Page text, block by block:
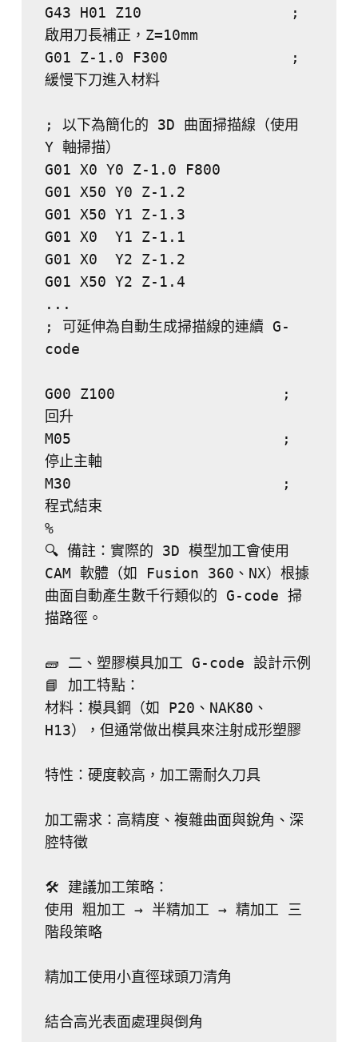
G43 H01 Z10                 ;
啟用刀長補正，Z=10mm
G01 Z-1.0 F300              ;
緩慢下刀進入材料
; 以下為簡化的 3D 曲面掃描線（使用
Y 軸掃描）
G01 X0 Y0 Z-1.0 F800
G01 X50 Y0 Z-1.2
G01 X50 Y1 Z-1.3
G01 X0  Y1 Z-1.1
G01 X0  Y2 Z-1.2
G01 X50 Y2 Z-1.4
...
; 可延伸為自動生成掃描線的連續 G-
code
G00 Z100                   ;
回升
M05                        ;
停止主軸
M30                        ;
程式結束
%
🔍 備註：實際的 3D 模型加工會使用
CAM 軟體（如 Fusion 360、NX）根據
曲面自動產生數千行類似的 G-code 掃
描路徑。
🧱 二、塑膠模具加工 G-code 設計示例
📘 加工特點：
材料：模具鋼（如 P20、NAK80、
H13），但通常做出模具來注射成形塑膠
特性：硬度較高，加工需耐久刀具
加工需求：高精度、複雜曲面與銳角、深
腔特徵
🛠 建議加工策略：
使用 粗加工 → 半精加工 → 精加工 三
階段策略
精加工使用小直徑球頭刀清角
結合高光表面處理與倒角